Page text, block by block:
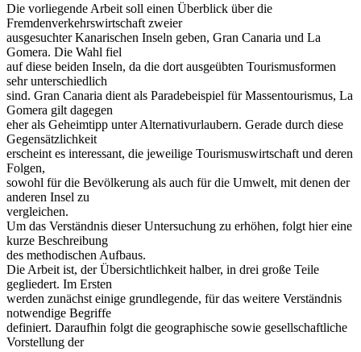
Die vorliegende Arbeit soll einen Überblick über die
Fremdenverkehrswirtschaft zweier
ausgesuchter Kanarischen Inseln geben, Gran Canaria und La
Gomera. Die Wahl fiel
auf diese beiden Inseln, da die dort ausgeübten Tourismusformen
sehr unterschiedlich
sind. Gran Canaria dient als Paradebeispiel für Massentourismus, La
Gomera gilt dagegen
eher als Geheimtipp unter Alternativurlaubern. Gerade durch diese
Gegensätzlichkeit
erscheint es interessant, die jeweilige Tourismuswirtschaft und deren
Folgen,
sowohl für die Bevölkerung als auch für die Umwelt, mit denen der
anderen Insel zu
vergleichen.
Um das Verständnis dieser Untersuchung zu erhöhen, folgt hier eine
kurze Beschreibung
des methodischen Aufbaus.
Die Arbeit ist, der Übersichtlichkeit halber, in drei große Teile
gegliedert. Im Ersten
werden zunächst einige grundlegende, für das weitere Verständnis
notwendige Begriffe
definiert. Daraufhin folgt die geographische sowie gesellschaftliche
Vorstellung der